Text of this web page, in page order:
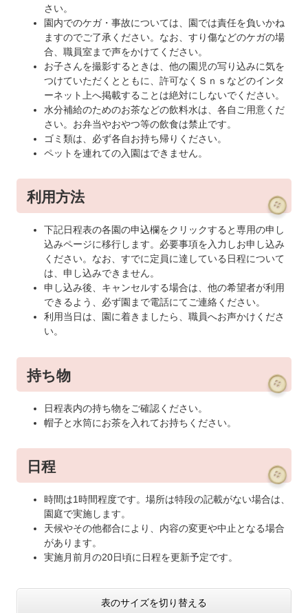
さい。
園内でのケガ・事故については、園では責任を負いかね
ますのでご了承ください。なお、すり傷などのケガの場
合、職員室まで声をかけてください。
お子さんを撮影するときは、他の園児の写り込みに気を
つけていただくとともに、許可なくＳｎｓなどのインタ
ーネット上へ掲載することは絶対にしないでください。
水分補給のためのお茶などの飲料水は、各自ご用意くだ
さい。お弁当やおやつ等の飲食は禁止です。
ゴミ類は、必ず各自お持ち帰りください。
ペットを連れての入園はできません。
利用方法
下記日程表の各園の申込欄をクリックすると専用の申し
込みページに移行します。必要事項を入力しお申し込み
ください。なお、すでに定員に達している日程について
は、申し込みできません。
申し込み後、キャンセルする場合は、他の希望者が利用
できるよう、必ず園まで電話にてご連絡ください。
利用当日は、園に着きましたら、職員へお声かけくださ
い。
持ち物
日程表内の持ち物をご確認ください。
帽子と水筒にお茶を入れてお持ちください。
日程
時間は1時間程度です。場所は特段の記載がない場合は、
園庭で実施します。
天候やその他都合により、内容の変更や中止となる場合
があります。
実施月前月の20日頃に日程を更新予定です。​
表のサイズを切り替える